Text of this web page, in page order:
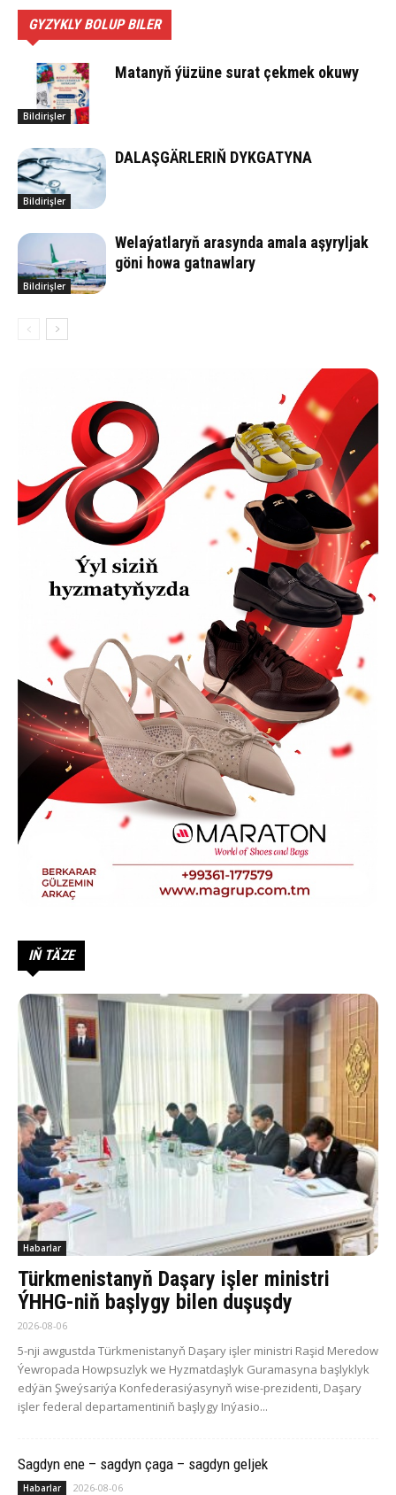
GYZYKLY BOLUP BILER
Bildirişler
Matanyň ýüzüne surat çekmek okuwy
Bildirişler
DALAŞGÄRLERIŇ DYKGATYNA
Bildirişler
Welaýatlaryň arasynda amala aşyryljak
göni howa gatnawlary
IŇ TÄZE
Habarlar
Türkmenistanyň Daşary işler ministri
ÝHHG-niň başlygy bilen duşuşdy
2026-08-06
5-nji awgustda Türkmenistanyň Daşary işler ministri Raşid Meredow
Ýewropada Howpsuzlyk we Hyzmatdaşlyk Guramasyna başlyklyk
edýän Şweýsariýa Konfederasiýasynyň wise-prezidenti, Daşary
işler federal departamentiniň başlygy Inýasio...
Sagdyn ene – sagdyn çaga – sagdyn geljek
Habarlar 2026-08-06